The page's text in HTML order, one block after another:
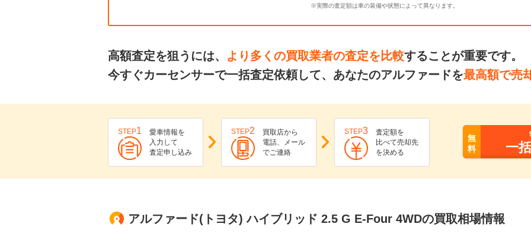
※実際の査定額は車の装備や状態によって異なります。
高額査定を狙うには、 より多くの買取業者の査定を比較することが重要です。
今すぐカーセンサーで一括査定依頼して、あなたのアルファードを最高額で売
STEP1
愛車情報を
入力して
査定申し込み
STEP2
買取店から
電話、メール
でご連絡
STEP3
査定額を
比べて売却先
を決める
無
料
一
アルファード(トヨタ) ハイブリッド 2.5 G E-Four 4WDの買取相場情報